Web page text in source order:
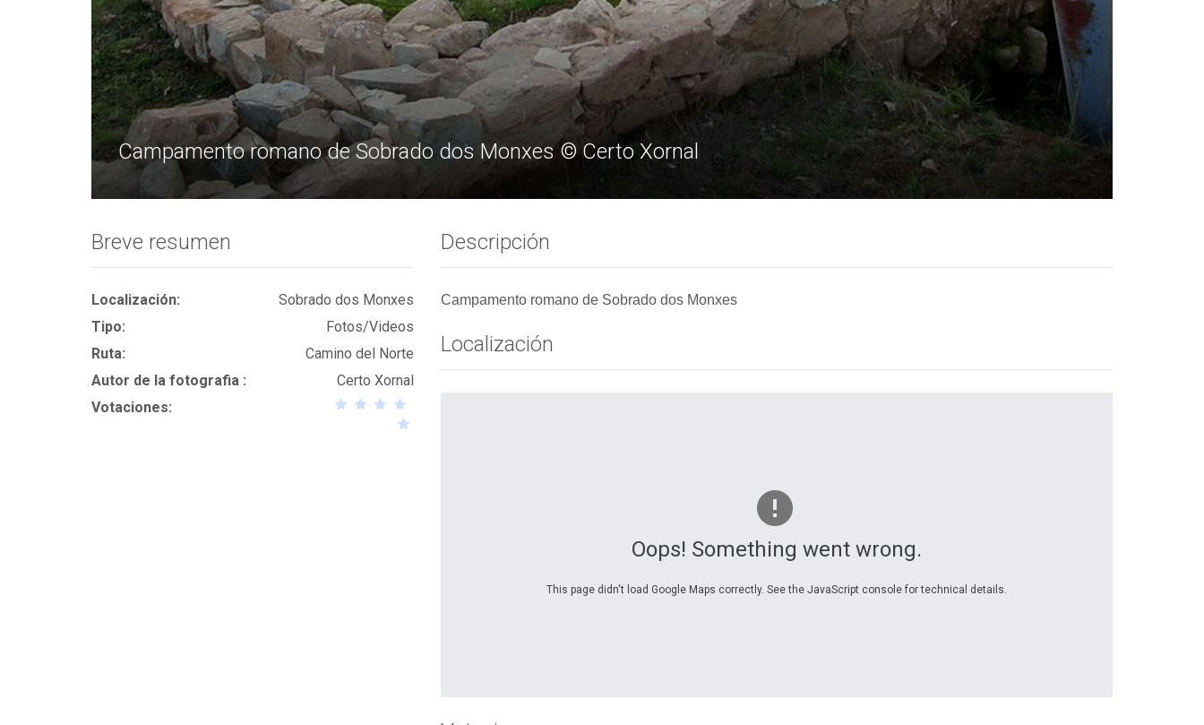
Campamento romano de Sobrado dos Monxes © Certo Xornal
Breve resumen
Localización:
Sobrado dos Monxes
Tipo:
Fotos/Videos
Ruta:
Camino del Norte
Autor de la fotografia :
Certo Xornal
Votaciones:
Descripción
Campamento romano de Sobrado dos Monxes
Localización
Oops! Something went wrong.
This page didn't load Google Maps correctly. See the JavaScript console for technical details.